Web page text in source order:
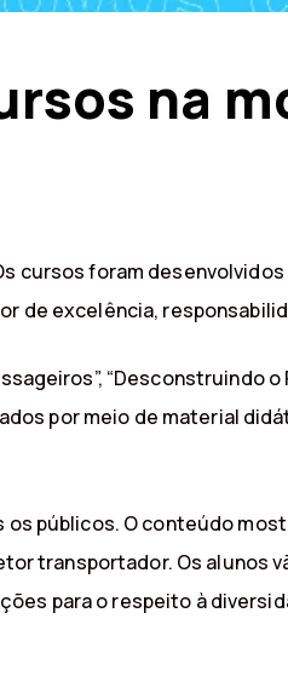
na
cursos foram
de excelência,
“Desconstruindo
por meio de material
públicos. O conteúdo
transportador. Os alunos
para o respeito à